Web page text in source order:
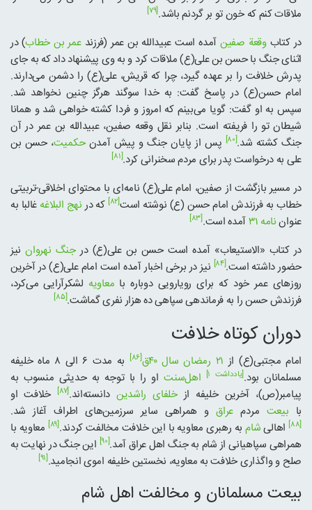
ملاقات کنم که خون تو بر گردنم باشد.[۷۹]
در کتابوقعة صفینآمده است عبیدالله بن عمر (فرزندعمر بن خطاب) در
اثنای جنگ با حسن بن علی(ع) ملاقات کرد و به وی پیشنهاد داد که به جای
پدرش خلافت را بر عهده گیرد، چرا که قریش، علی(ع) را دشمن می‌دارند.
امام حسن(ع) در پاسخ گفت: به خدا سوگند هرگز چنین نخواهد شد.
سپس به او گفت: گویا می‌بینم که امروز و فردا کشته خواهی شد و همانا
شیطان تو را فریفته است. بنابر نقل وقعه صفین، عبیدالله بن عمر در آن
جنگ کشته شد.[۸۰] پس از پایان جنگ و پیش آمدنحکمیت، حسن بن
علی به درخواست پدر برای مردم سخنرانی کرد.[۸۱]
در مسیر بازگشت از صفین، امام علی(ع) نامه‌ای با محتوای اخلاقی-تربیتی
خطاب به فرزندش امام حسن (ع) نوشته است[۸۲] که در نهج البلاغه غالبا به
عنواننامه ۳۱ آمده است.[۸۳]
در کتاب «الاستیعاب» آمده است حسن بن علی(ع) درجنگ نهرواننیز
حضور داشته است.[۸۴]
نیز در برخی اخبار آمده است امام علی(ع) در آخرین
روزهای عمر خود که برای رویارویی دوباره با معاویه لشکرآرایی می‌کرد،
فرزندش حسن را به فرماندهی سپاهی ده هزار نفری گماشت.[۸۵]
دوران کوتاه خلافت
امام مجتبی(ع) از ۲۱ رمضان سال ۴۰ق [۸۶]
به مدت ۶ الی ۸ ماه خلیفه
مسلمانان بود.[یادداشت ۱] اهل‌سنتاو را با توجه به حدیثی منسوب به
پیامبر(ص)، آخرین خلیفه ازخلفای راشدین دانسته‌اند.[۸۷]
خلافت او
با بیعت مردم عراقو همراهی سایر سرزمین‌های اطراف آغاز شد.
[۸۸] اهالیشامبه رهبری معاویه با این خلافت مخالفت کردند.[۸۹]
معاویه با
همراهی سپاهیانی از شام به جنگ اهل عراق آمد.[۹۰]
این جنگ در نهایت به
صلح و واگذاری خلافت به معاویه، نخستین خلیفه اموی انجامید.[۹۱]
بیعت مسلمانان و مخالفت اهل شام